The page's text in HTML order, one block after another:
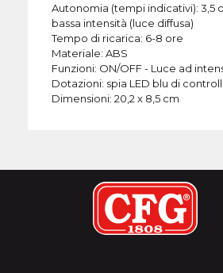
Autonomia (tempi indicativi): 3,5
bassa intensità (luce diffusa)
Tempo di ricarica: 6-8 ore
Materiale: ABS
Funzioni: ON/OFF - Luce ad
Dotazioni: spia LED blu di
Dimensioni: 20,2 x 8,5 cm